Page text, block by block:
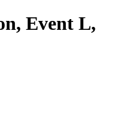
Event L,